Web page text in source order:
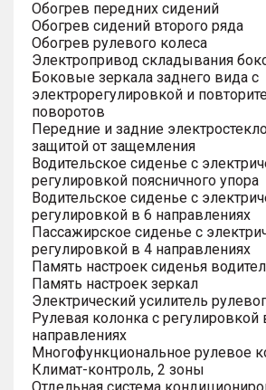
Обогрев передних сидений
Обогрев сидений второго ряда
Обогрев рулевого колеса
Электропривод складывания
Боковые зеркала заднего вида с
электрорегулировкой и
поворотов
Передние и задние
защитой от защемления
Водительское сиденье с
регулировкой поясничного упора
Водительское сиденье с
регулировкой в 6 направлениях
Пассажирское сиденье с
регулировкой в 4 направлениях
Память настроек сиденья
Память настроек зеркал
Электрический усилитель
Рулевая колонка с регулировкой
направлениях
Многофункциональное рулевое
Климат-контроль, 2 зоны
Отдельная система